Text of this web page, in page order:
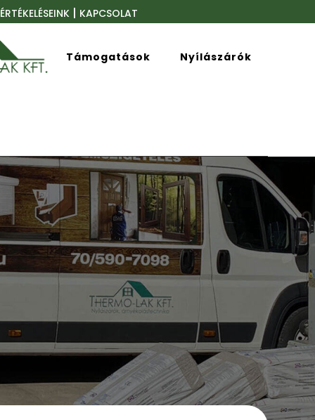
ÉRTÉKELÉSEINK| KAPCSOLAT
Támogatások Nyílászárók